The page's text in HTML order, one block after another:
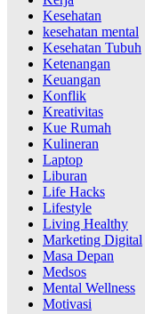
Kesehatan
kesehatan mental
Kesehatan Tubuh
Ketenangan
Keuangan
Konflik
Kreativitas
Kue Rumah
Kulineran
Laptop
Liburan
Life Hacks
Lifestyle
Living Healthy
Marketing Digital
Masa Depan
Medsos
Mental Wellness
Motivasi